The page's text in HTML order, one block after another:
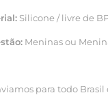
Silicone / livre de
Meninas ou
para todo